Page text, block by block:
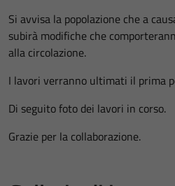
Si avvisa la popolazione che a
subirà modifiche che
alla circolazione.
I lavori verranno ultimati il prima
Di seguito foto dei lavori in corso.
Grazie per la collaborazione.